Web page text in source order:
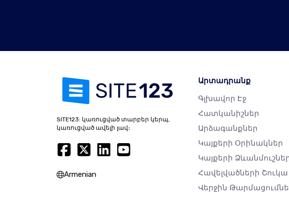
SITE123: կառուցված տարբեր կերպ,
կառուցված ավելի լավ։
Armenian
Արտադրանք
Գլխավոր Էջ
Հատկանիշներ
Արձագանքներ
Կայքերի Օրինակներ
Կայքերի
Հավելվածների Շուկա
Վերջին